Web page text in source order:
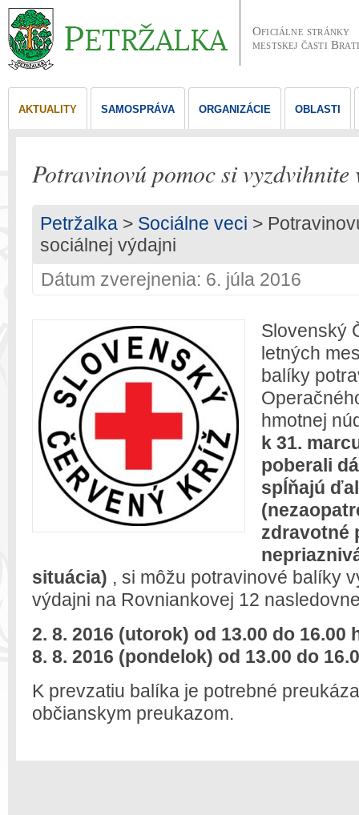
Oficiálne stránky
mestskej časti
AKTUALITY SAMOSPRÁVA ORGANIZÁCIE OBLASTI
Potravinovú pomoc si
Petržalka > Sociálne veci >
sociálnej výdajni
Dátum zverejnenia: 6. júla 2016
Slovenský
letných
balíky
hmotnej
k 31.
poberali
spĺňajú
zdravotné
situácia) , si môžu potravinové balíky
výdajni na Rovniankovej 12
2. 8. 2016 (utorok) od 13.00 do 16.00
8. 8. 2016 (pondelok) od 13.00 do
K prevzatiu balíka je potrebné
občianskym preukazom.